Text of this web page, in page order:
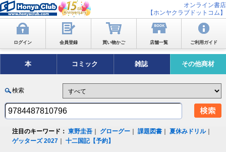
オンライン書店
【ホンヤクラブドットコム】
ログイン 会員登録 買い物かご 店舗一覧 ご利用ガイド
本 コミック 雑誌 その他商材
検索
注目のキーワード： 東野圭吾 グローグー ｜課題図書 ｜夏休みドリル｜
ゲッターズ 2027 ｜十二国記【予約】